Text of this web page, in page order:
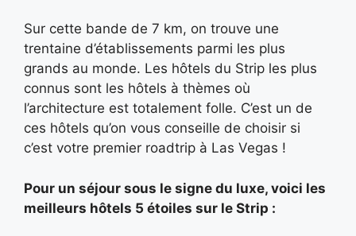
Sur cette bande de 7 km, on trouve une
trentaine d’établissements parmi les plus
grands au monde. Les hôtels du Strip les plus
connus sont les hôtels à thèmes où
l’architecture est totalement folle. C’est un de
ces hôtels qu’on vous conseille de choisir si
c’est votre premier roadtrip à Las Vegas !
Pour un séjour sous le signe du luxe, voici les
meilleurs hôtels 5 étoiles sur le Strip :